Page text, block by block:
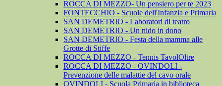
ROCCA DI MEZZO- Un pensiero per te 2023
FONTECCHIO - Scuole dell'Infanzia e Primaria
SAN DEMETRIO - Laboratori di teatro
SAN DEMETRIO - Un nido in dono
SAN DEMETRIO - Festa della mamma alle
Grotte di Stiffe
ROCCA DI MEZZO - Tennis TavolOltre
ROCCA DI MEZZO - OVINDOLI -
Prevenzione delle malattie del cavo orale
OVINDOLI - Scuola Primaria in biblioteca